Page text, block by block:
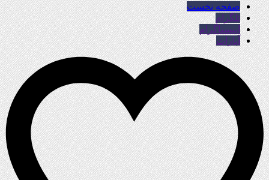
صفحه نخست
تلگرام
اینستاگرام
آپارات